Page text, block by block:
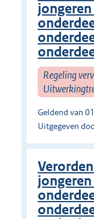
Regeling
Geldend van
Uitgegeven